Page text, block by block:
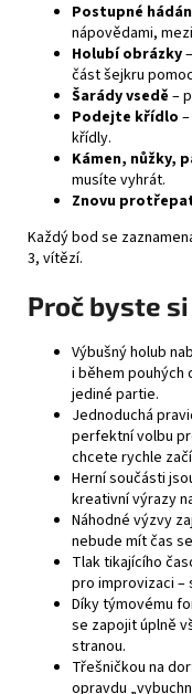
Postupné
nápovědami,
Holubí obrázky
část šejkru
Šarády vsedě –
Podejte křídlo
křídly.
Kámen, nůžky,
musíte vyhrát.
Znovu
Každý bod se
3, vítězí.
Proč byste
Výbušný holub
i během pouhých
jediné partie.
Jednoduchá
perfektní volbu
chcete rychle
Herní součásti
kreativní výrazy
Náhodné výzvy
nebude mít čas
Tlak tikajícího
pro improvizaci
Díky týmovému
se zapojit úplně
stranou.
Třešničkou na
opravdu